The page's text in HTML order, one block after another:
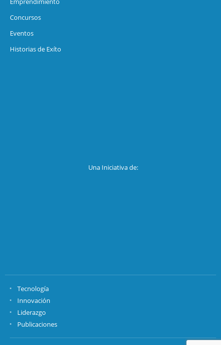
Concursos
Eventos
Historias de Exíto
Una Iniciativa de:
Tecnología
Innovación
Liderazgo
Publicaciones